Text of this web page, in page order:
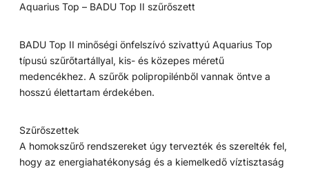
Aquarius Top – BADU Top II szűrőszett
BADU Top II minőségi önfelszívó szivattyú Aquarius Top
típusú szűrőtartállyal, kis- és közepes méretű
medencékhez. A szűrők polipropilénből vannak öntve a
hosszú élettartam érdekében.
Szűrőszettek
A homokszűrő rendszereket úgy tervezték és szerelték fel,
hogy az energiahatékonyság és a kiemelkedő víztisztaság